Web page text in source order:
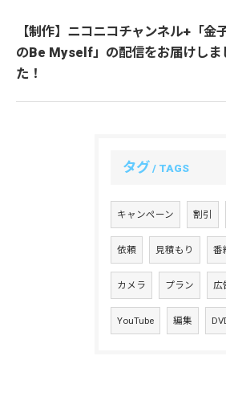
【制作】ニコニコチャンネル+「金
のBe Myself」の配信をお届けしま
た！
タグ TAGS
キャンペーン 割引
依頼 見積もり 番
カメラ プラン 広
YouTube 編集